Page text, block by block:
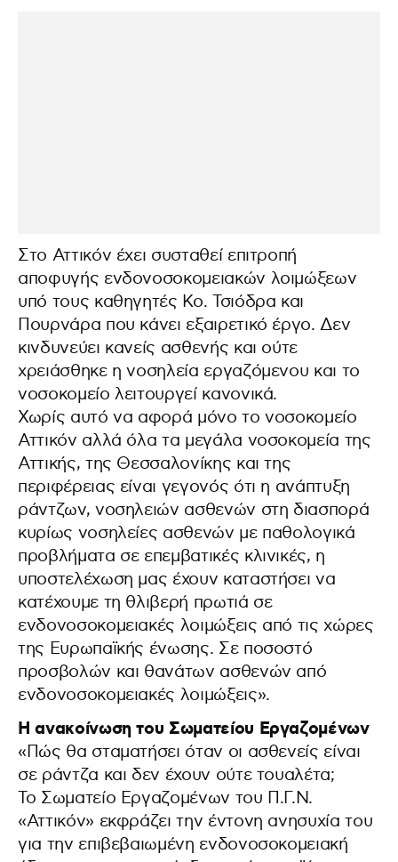
Στο Αττικόν έχει συσταθεί επιτροπή
αποφυγής ενδονοσοκομειακών λοιμώξεων
υπό τους καθηγητές Κο. Τσιόδρα και
Πουρνάρα που κάνει εξαιρετικό έργο. Δεν
κινδυνεύει κανείς ασθενής και ούτε
χρειάσθηκε η νοσηλεία εργαζόμενου και το
νοσοκομείο λειτουργεί κανονικά.
Χωρίς αυτό να αφορά μόνο το νοσοκομείο
Αττικόν αλλά όλα τα μεγάλα νοσοκομεία της
Αττικής, της Θεσσαλονίκης και της
περιφέρειας είναι γεγονός ότι η ανάπτυξη
ράντζων, νοσηλειών ασθενών στη διασπορά
κυρίως νοσηλείες ασθενών με παθολογικά
προβλήματα σε επεμβατικές κλινικές, η
υποστελέχωση μας έχουν καταστήσει να
κατέχουμε τη θλιβερή πρωτιά σε
ενδονοσοκομειακές λοιμώξεις από τις χώρες
της Ευρωπαϊκής ένωσης. Σε ποσοστό
προσβολών και θανάτων ασθενών από
ενδονοσοκομειακές λοιμώξεις».
Η ανακοίνωση του Σωματείου Εργαζομένων
«Πώς θα σταματήσει όταν οι ασθενείς είναι
σε ράντζα και δεν έχουν ούτε τουαλέτα;
Το Σωματείο Εργαζομένων του Π.Γ.Ν.
«Αττικόν» εκφράζει την έντονη ανησυχία του
για την επιβεβαιωμένη ενδονοσοκομειακή